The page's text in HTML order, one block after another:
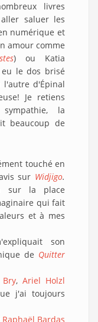
livres
saluer les
numérique et
amour comme
) ou Katia
eu le dos brisé
d'Épinal
Je retiens
la
beaucoup de
touché en
sur Widjigo.
sur la place
qui fait
et à mes
son
de Quitter
Bry,Ariel Holzl
j'ai toujours
Raphaël Bardas